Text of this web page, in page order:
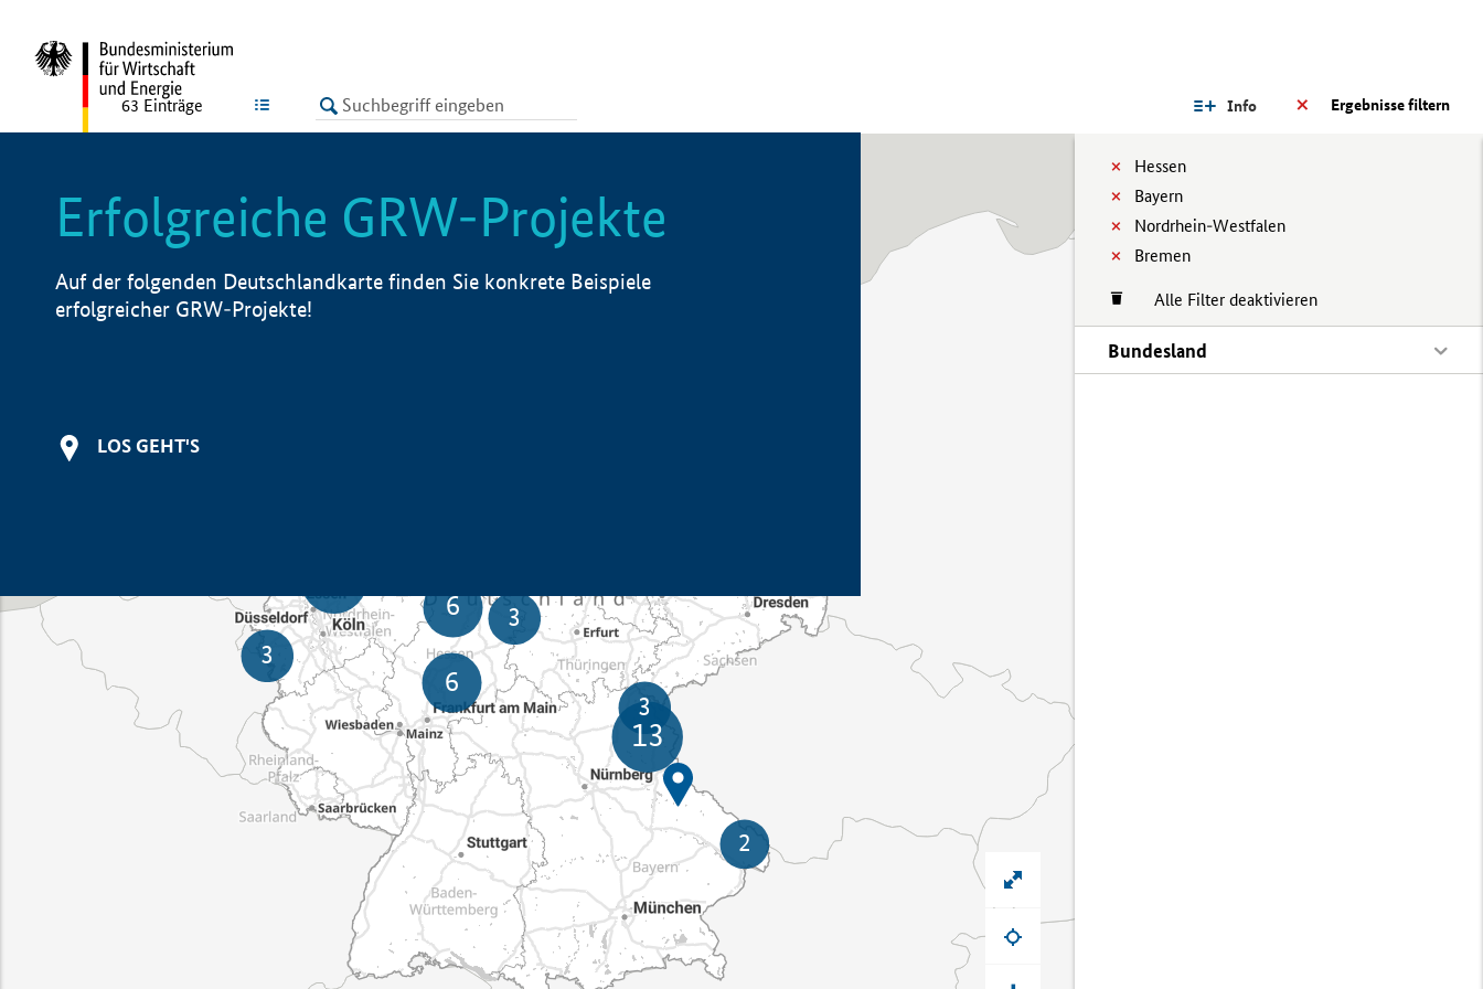
LISTE Ergebnisse filtern
Info
Hessen
Bayern
Nordrhein-Westfalen
Bremen
Alle Filter deaktivieren
Bundesland
63 Einträge
Erfolgreiche GRW-Projekte
Auf der folgenden Deutschlandkarte finden Sie konkrete Beispiele
erfolgreicher GRW-Projekte!
LOS GEHT'S